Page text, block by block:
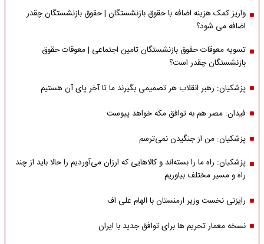
واریز کمک هزینه اضافه با حقوق بازنشستگان | حقوق بازنشستگان چقدر
اضافه می شود؟
تسویه معوقات حقوق بازنشستگان تامین اجتماعی | معوقات حقوق
بازنشستگان چقدر است؟
پزشکیان: رهبر انقلاب هر تصمیمی بگیرند ما تا آخر پای آن هستیم
فیدان: مصر هم به توافق مکه خواهد پیوست
پزشکیان: من از جنگیدن نمی‌ترسم
پزشکیان: راه ما را بسته‌اند و کالاهایی که ارزان می‌آوردیم را حالا باید از چند
راه و مسیر مختلف بیاوریم
رایزنی نخست وزیر ارمنستان با الهام علی اف
نسخه معمار تحریم ها برای توافق جدید با ایران